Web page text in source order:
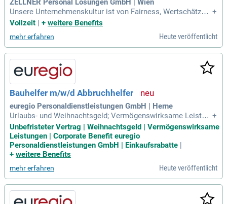
ZELLNER Personal Lösungen GmbH | Wien
Unsere Unternehmenskultur ist von Fairness, Wertschätzun
g und Offenheit geprägt; Du arbeitest selbstständig und eige
e Weiterbildungen im Fachbereich; Du kannst auf eine verläs
sliche und pünktliche
+
Vollzeit | + weitere Benefits
mehr erfahren Heute veröffentlicht
Bauhelfer m/w/d Abbruchhelfer
euregio Personaldienstleistungen GmbH | Herne
Urlaubs- und Weihnachtsgeld; Vermögenswirksame Leistun
gen; Verpflegungsmehraufwand und Fahrgeld/Tankgutschei
ne möglich; Corporate benefits = Rabatte und Angebote na
mhafter Hersteller und Marken für Mitarbeitende; Abwechsl
ungsreiche Tätigkeiten; Ein faires
+
Unbefristeter Vertrag | Weihnachtsgeld | Vermögenswirksame
Leistungen | Corporate Benefit euregio
Personaldienstleistungen GmbH | Einkaufsrabatte |
+ weitere Benefits
mehr erfahren Heute veröffentlicht